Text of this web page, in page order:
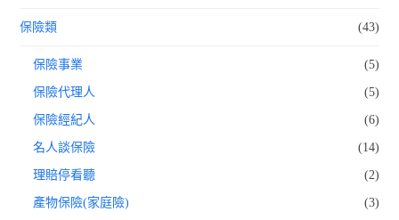
保險類 (43)
保險事業 (5)
保險代理人 (5)
保險經紀人 (6)
名人談保險 (14)
理賠停看聽 (2)
產物保險(家庭險) (3)